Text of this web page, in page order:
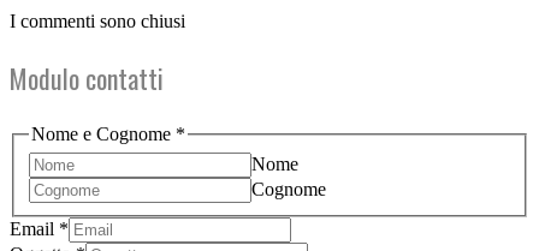
I commenti sono chiusi
Modulo contatti
Nome e Cognome *
Nome
Cognome
Oggetto
Email *